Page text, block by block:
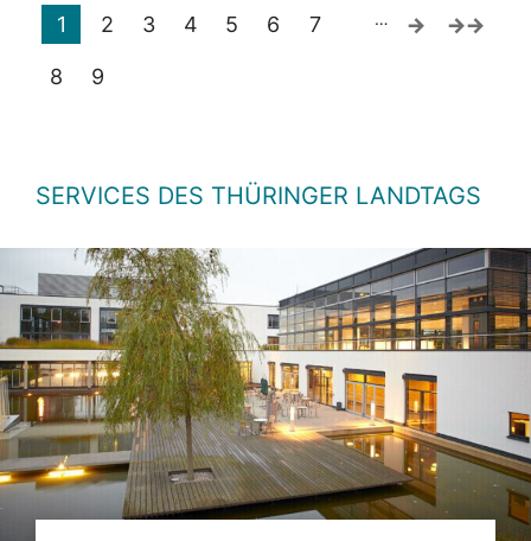
1 2 3 4 5 6 7
8 9
…
SERVICES DES THÜRINGER LANDTAGS